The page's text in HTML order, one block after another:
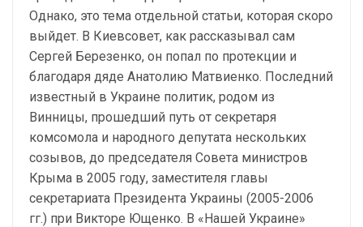
Однако, это тема отдельной статьи, которая скоро
выйдет. В Киевсовет, как рассказывал сам
Сергей Березенко, он попал по протекции и
благодаря дяде Анатолию Матвиенко. Последний
известный в Украине политик, родом из
Винницы, прошедший путь от секретаря
комсомола и народного депутата нескольких
созывов, до председателя Совета министров
Крыма в 2005 году, заместителя главы
секретариата Президента Украины (2005-2006
гг.) при Викторе Ющенко. В «Нашей Украине»